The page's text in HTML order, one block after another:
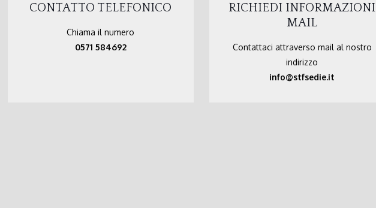
CONTATTO TELEFONICO
Chiama il numero
0571 584692
RICHIEDI INFORMAZIONI
MAIL
Contattaci attraverso mail al nostro
indirizzo
info@stfsedie.it